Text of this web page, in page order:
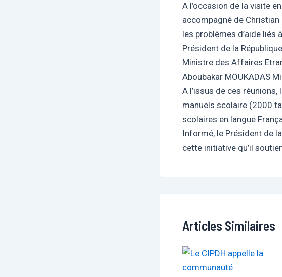
A l’occasion de la visite
accompagné de
les problèmes d’aide liés
Président de la
Ministre des Affaires
Aboubakar MOUKADAS
A l’issus de ces
manuels scolaire (2000
scolaires en langue
Informé, le Président de
cette initiative qu’il
Articles Similaires